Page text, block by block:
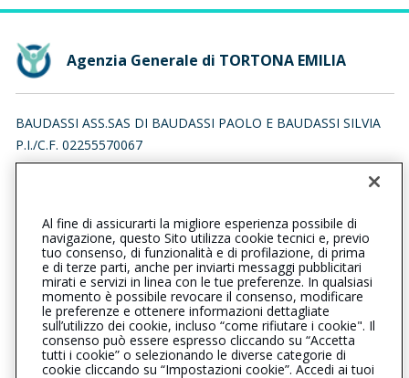
Agenzia Generale di TORTONA EMILIA
BAUDASSI ASS.SAS DI BAUDASSI PAOLO E BAUDASSI SILVIA
P.I./C.F. 02255570067
VIA EMILIA 187, 15057 TORTONA (AL)
0131861839 0131862463
tortonaemilia@cattolica.it
baudassi.assicurazioni@legalmail.it
L’intermediario è soggetto al controllo dell’IVASS. Consulta il
Registro RUI al seguentelink
Al fine di assicurarti la migliore esperienza possibile di
navigazione, questo Sito utilizza cookie tecnici e, previo
tuo consenso, di funzionalità e di profilazione, di prima
e di terze parti, anche per inviarti messaggi pubblicitari
mirati e servizi in linea con le tue preferenze. In qualsiasi
momento è possibile revocare il consenso, modificare
le preferenze e ottenere informazioni dettagliate
sull’utilizzo dei cookie, incluso “come rifiutare i cookie". Il
consenso può essere espresso cliccando su “Accetta
tutti i cookie” o selezionando le diverse categorie di
cookie cliccando su “Impostazioni cookie”. Accedi ai tuoi